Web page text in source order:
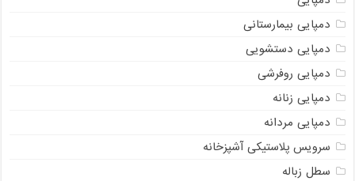
دمپایی بیمارستانی
دمپایی دستشویی
دمپایی روفرشی
دمپایی زنانه
دمپایی مردانه
سرویس پلاستیکی آشپزخانه
سطل زباله